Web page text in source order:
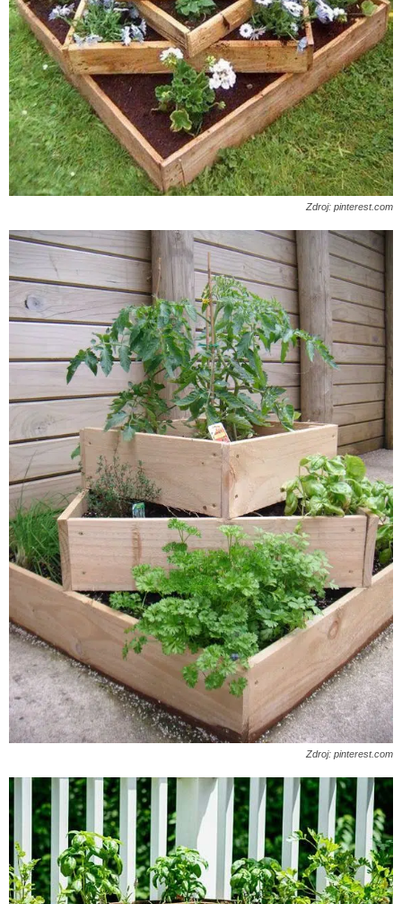
Zdroj: pinterest.com
Zdroj: pinterest.com